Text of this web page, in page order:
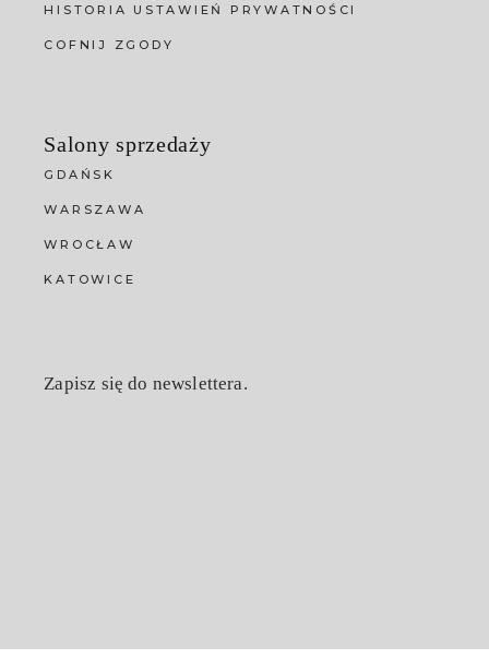
HISTORIA USTAWIEŃ PRYWATNOŚCI
COFNIJ ZGODY
Salony sprzedaży
GDAŃSK
WARSZAWA
WROCŁAW
KATOWICE
Zapisz się do newslettera.